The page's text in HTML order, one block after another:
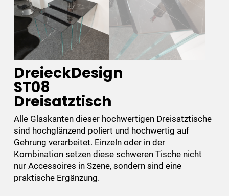
DreieckDesign
ST08
Dreisatztisch
Alle Glaskanten dieser hochwertigen Dreisatztische
sind hochglänzend poliert und hochwertig auf
Gehrung verarbeitet. Einzeln oder in der
Kombination setzen diese schweren Tische nicht
nur Accessoires in Szene, sondern sind eine
praktische Ergänzung.